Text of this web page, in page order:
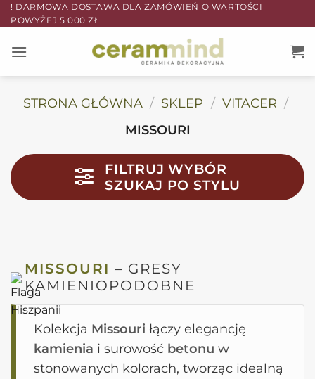
Przewiń
do
! DARMOWA DOSTAWA DLA ZAMÓWIEŃ O WARTOŚCI
POWYŻEJ 5 000 ZŁ
STRONA GŁÓWNA / SKLEP / VITACER /
MISSOURI
FILTRUJ WYBÓR
SZUKAJ PO STYLU
MISSOURI – GRESY
KAMIENIOPODOBNE
Kolekcja Missouri łączy elegancję
kamienia i surowość betonu w
stonowanych kolorach, tworząc idealną